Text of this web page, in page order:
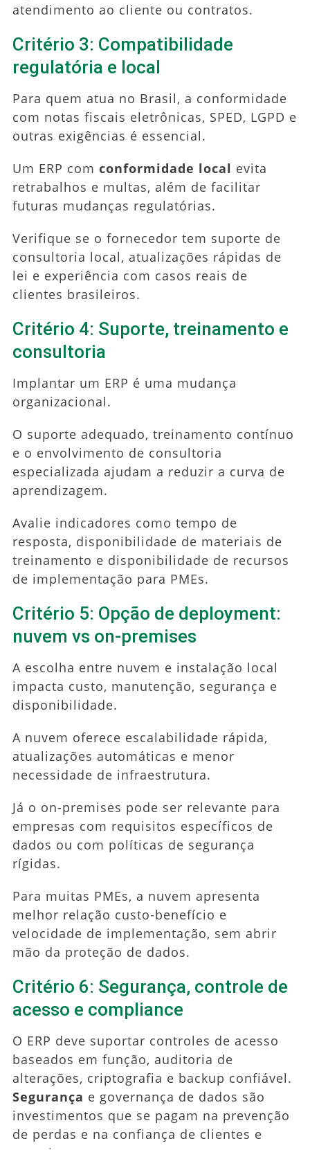
atendimento ao cliente ou contratos.
Critério 3: Compatibilidade
regulatória e local
Para quem atua no Brasil, a conformidade
com notas fiscais eletrônicas, SPED, LGPD e
outras exigências é essencial.
Um ERP com conformidade local evita
retrabalhos e multas, além de facilitar
futuras mudanças regulatórias.
Verifique se o fornecedor tem suporte de
consultoria local, atualizações rápidas de
lei e experiência com casos reais de
clientes brasileiros.
Critério 4: Suporte, treinamento e
consultoria
Implantar um ERP é uma mudança
organizacional.
O suporte adequado, treinamento contínuo
e o envolvimento de consultoria
especializada ajudam a reduzir a curva de
aprendizagem.
Avalie indicadores como tempo de
resposta, disponibilidade de materiais de
treinamento e disponibilidade de recursos
de implementação para PMEs.
Critério 5: Opção de deployment:
nuvem vs on-premises
A escolha entre nuvem e instalação local
impacta custo, manutenção, segurança e
disponibilidade.
A nuvem oferece escalabilidade rápida,
atualizações automáticas e menor
necessidade de infraestrutura.
Já o on-premises pode ser relevante para
empresas com requisitos específicos de
dados ou com políticas de segurança
rígidas.
Para muitas PMEs, a nuvem apresenta
melhor relação custo-benefício e
velocidade de implementação, sem abrir
mão da proteção de dados.
Critério 6: Segurança, controle de
acesso e compliance
O ERP deve suportar controles de acesso
baseados em função, auditoria de
alterações, criptografia e backup confiável.
Segurança e governança de dados são
investimentos que se pagam na prevenção
de perdas e na confiança de clientes e